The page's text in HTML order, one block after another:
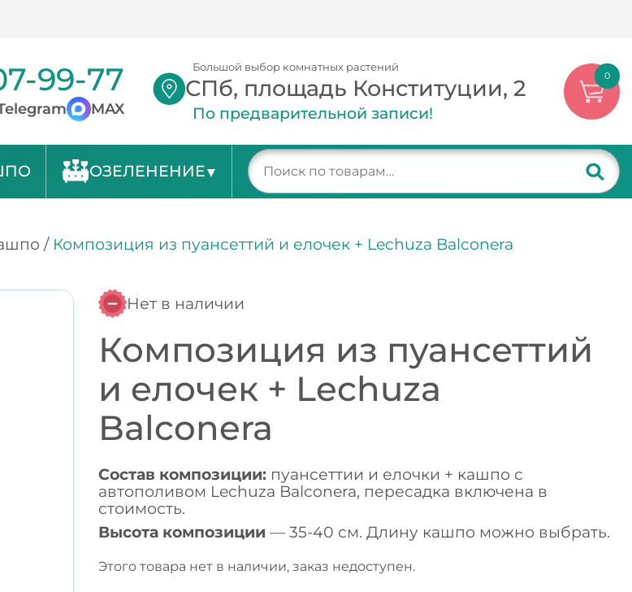
99-77
MAX
Большой выбор комнатных растений
СПб, площадь Конституции, 2
По предварительной записи!
0
ОЗЕЛЕНЕНИЕ
/ Композиция из пуансеттий и елочек + Lechuza Balconera
Нет в наличии
Композиция из пуансеттий
и елочек + Lechuza
Balconera
Состав композиции: пуансеттии и елочки + кашпо с
автополивом Lechuza Balconera, пересадка включена в
стоимость.
Высота композиции — 35-40 см. Длину кашпо можно выбрать.
Этого товара нет в наличии, заказ недоступен.